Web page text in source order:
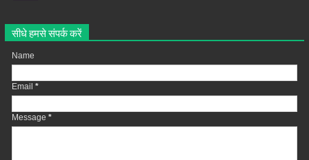
सीधे हमसे संपर्क करें
Name
Email *
Message *